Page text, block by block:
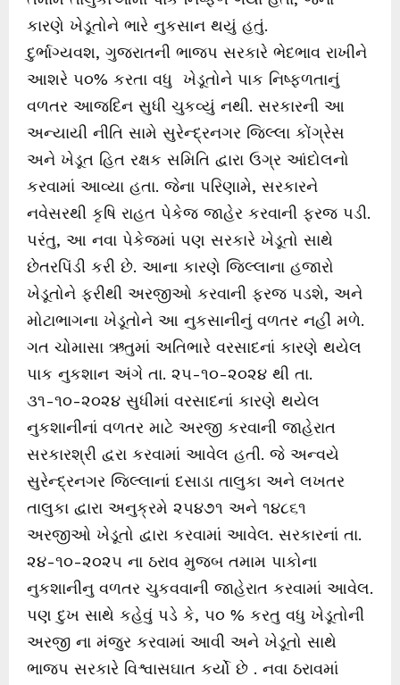
કારણે ખેડૂતોને ભારે નુકસાન થયું હતું.
દુર્ભાગ્યવશ, ગુજરાતની ભાજપ સરકારે ભેદભાવ રાખીને
આશરે ૫૦% કરતા વધુ ખેડૂતોને પાક નિષ્ફળતાનું
વળતર આજદિન સુધી ચુકવ્યું નથી. સરકારની આ
અન્યાયી નીતિ સામે સુરેન્દ્રનગર જિલ્લા કોંગ્રેસ
અને ખેડૂત હિત રક્ષક સમિતિ દ્વારા ઉગ્ર આંદોલનો
કરવામાં આવ્યા હતા. જેના પરિણામે, સરકારને
નવેસરથી કૃષિ રાહત પેકેજ જાહેર કરવાની ફરજ પડી.
પરંતુ, આ નવા પેકેજમાં પણ સરકારે ખેડૂતો સાથે
છેતરપિંડી કરી છે. આના કારણે જિલ્લાના હજારો
ખેડૂતોને ફરીથી અરજીઓ કરવાની ફરજ પડશે, અને
મોટાભાગના ખેડૂતોને આ નુકસાનીનું વળતર નહીં મળે.
ગત ચોમાસા ઋતુમાં અતિભારે વરસાદનાં કારણે થયેલ
પાક નુકશાન અંગે તા. ૨૫-૧૦-૨૦૨૪ થી તા.
૩૧-૧૦-૨૦૨૪ સુધીમાં વરસાદનાં કારણે થયેલ
નુકશાનીનાં વળતર માટે અરજી કરવાની જાહેરાત
સરકારશ્રી દ્વરા કરવામાં આવેલ હતી. જે અન્વયે
સુરેન્દ્રનગર જિલ્લાનાં દસાડા તાલુકા અને લખતર
તાલુકા દ્વારા અનુક્રમે ૨૫૪૭૧ અને ૧૪૮૬૧
અરજીઓ ખેડૂતો દ્વારા કરવામાં આવેલ. સરકારનાં તા.
૨૪-૧૦-૨૦૨૫ ના ઠરાવ મુજબ તમામ પાકોના
નુકશાનીનુ વળતર ચુકવવાની જાહેરાત કરવામાં આવેલ.
પણ દુખ સાથે કહેવું પડે કે, ૫૦ % કરતુ વધુ ખેડૂતોની
અરજી ના મંજુર કરવામાં આવી અને ખેડૂતો સાથે
ભાજપ સરકારે વિશ્વાસઘાત કર્યો છે . નવા ઠરાવમાં